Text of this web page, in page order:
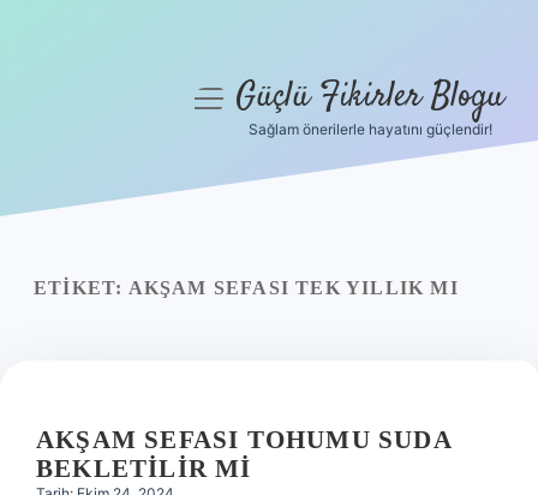
Yasal Uyarı
menüyüGüçlü Fikirler Blogu
Sağlam önerilerle hayatını güçlendir!
ETIKET: AKŞAM SEFASI TEK YILLIK MI
AKŞAM SEFASI TOHUMU SUDA
BEKLETILIR MI